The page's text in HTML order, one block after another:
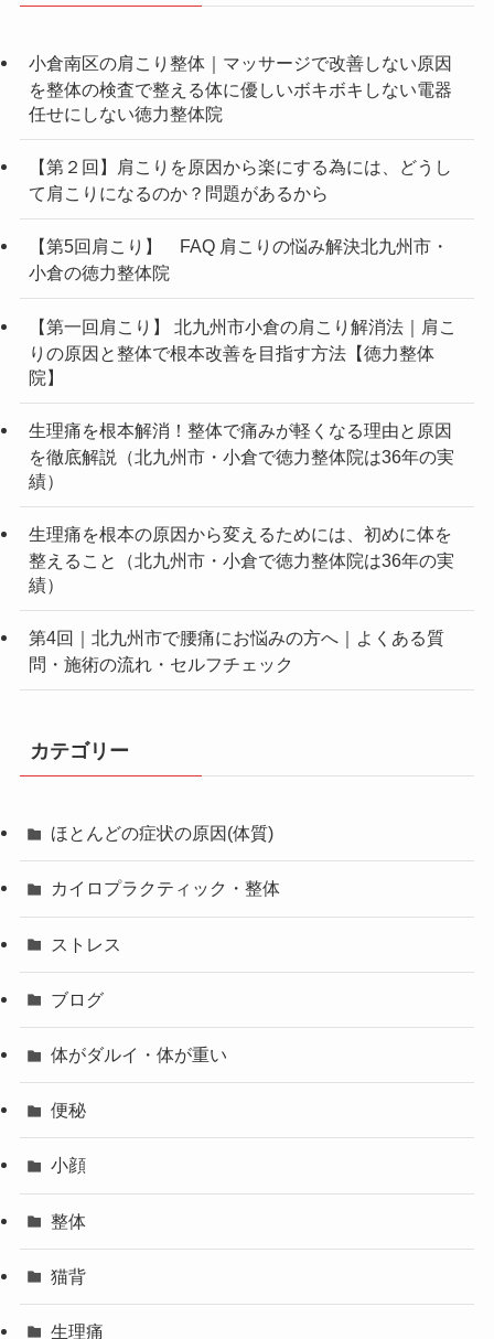
小倉南区の肩こり整体｜マッサージで改善しない原因
を整体の検査で整える体に優しいボキボキしない電器
任せにしない徳力整体院
【第２回】肩こりを原因から楽にする為には、どうし
て肩こりになるのか？問題があるから
【第5回肩こり】 FAQ 肩こりの悩み解決北九州市・
小倉の徳力整体院
【第一回肩こり】 北九州市小倉の肩こり解消法｜肩こ
りの原因と整体で根本改善を目指す方法【徳力整体
院】
生理痛を根本解消！整体で痛みが軽くなる理由と原因
を徹底解説（北九州市・小倉で徳力整体院は36年の実
績）
生理痛を根本の原因から変えるためには、初めに体を
整えること（北九州市・小倉で徳力整体院は36年の実
績）
第4回｜北九州市で腰痛にお悩みの方へ｜よくある質
問・施術の流れ・セルフチェック
カテゴリー
ほとんどの症状の原因(体質)
カイロプラクティック・整体
ストレス
ブログ
体がダルイ・体が重い
便秘
小顔
整体
猫背
生理痛